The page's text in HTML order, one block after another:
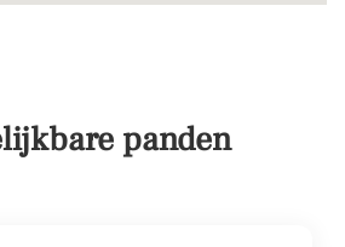
panden